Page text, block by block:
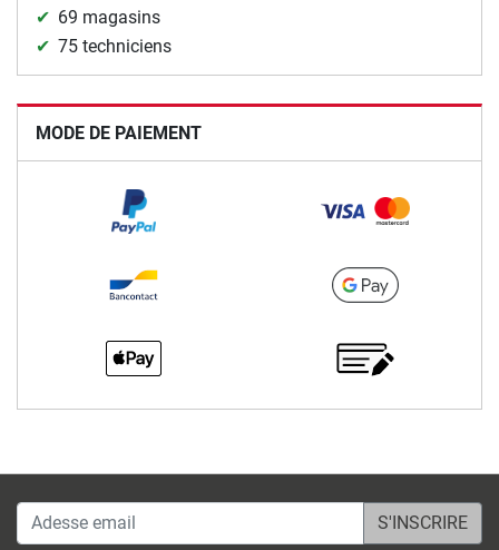
69 magasins
75 techniciens
MODE DE PAIEMENT
Adesse email